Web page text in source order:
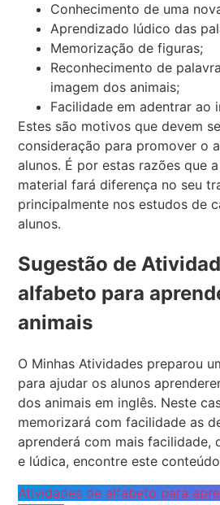
Conhecimento de uma
Aprendizado lúdico das
Memorização de figuras;
Reconhecimento de
imagem dos animais;
Facilidade em adentrar ao
Estes são motivos que devem
consideração para promover o
alunos. É por estas razões que
material fará diferença no seu
principalmente nos estudos de
alunos.
Sugestão de
alfabeto para
animais
O Minhas Atividades preparou
para ajudar os alunos
dos animais em inglês. Neste
memorizará com facilidade as
aprenderá com mais facilidade,
e lúdica, encontre este
Atividades de alfabeto para